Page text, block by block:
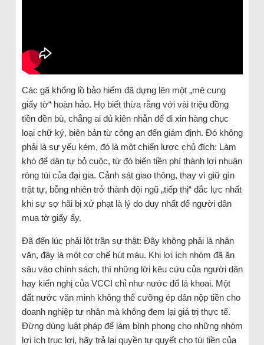
Các gã khổng lồ bảo hiểm đã dựng lên một „mê cung
giấy tờ“ hoàn hảo. Họ biết thừa rằng với vài triệu đồng
tiền đền bù, chẳng ai đủ kiên nhẫn để đi xin hàng chục
loại chữ ký, biên bản từ công an đến giám định. Đó không
phải là sự yếu kém, đó là một chiến lược chủ đích: Làm
khó để dân tự bỏ cuộc, từ đó biến tiền phí thành lợi nhuận
ròng túi của đại gia. Cảnh sát giao thông, thay vì giữ gìn
trật tự, bỗng nhiên trở thành đội ngũ „tiếp thị“ đắc lực nhất
khi sự sợ hãi bị xử phạt là lý do duy nhất để người dân
mua tờ giấy ấy.
Đã đến lúc phải lột trần sự thật: Đây không phải là nhân
văn, đây là một cơ chế hút máu. Khi lợi ích nhóm đã ăn
sâu vào chính sách, thì những lời kêu cứu của người dân
hay kiến nghị của VCCI chỉ như nước đổ lá khoai. Một
đất nước văn minh không thể cưỡng ép dân nộp tiền cho
doanh nghiệp tư nhân mà không đem lại giá trị thực tế.
Đừng dùng luật pháp để làm bình phong cho những nhóm
lợi ích trục lợi, hãy trả lại quyền tự quyết cho túi tiền của